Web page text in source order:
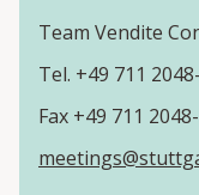
Team Vendite
Tel. +49 711
Fax +49 711